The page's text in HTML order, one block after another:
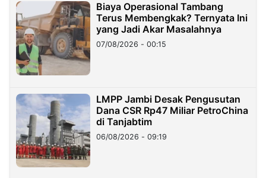
Biaya Operasional Tambang
Terus Membengkak? Ternyata Ini
yang Jadi Akar Masalahnya
07/08/2026 - 00:15
LMPP Jambi Desak Pengusutan
Dana CSR Rp47 Miliar PetroChina
di Tanjabtim
06/08/2026 - 09:19